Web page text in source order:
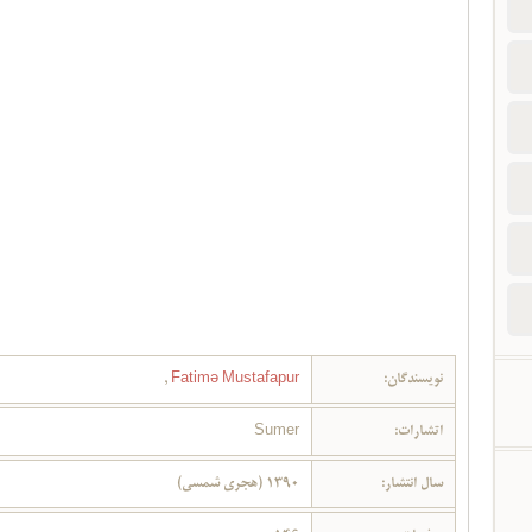
نویسندگان: Fatimə Mustafapur
,
اتشارات: Sumer
سال انتشار: 1390 (هجری شمسی)